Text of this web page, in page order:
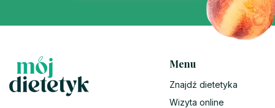
Menu
Znajdź dietetyka
Wizyta online